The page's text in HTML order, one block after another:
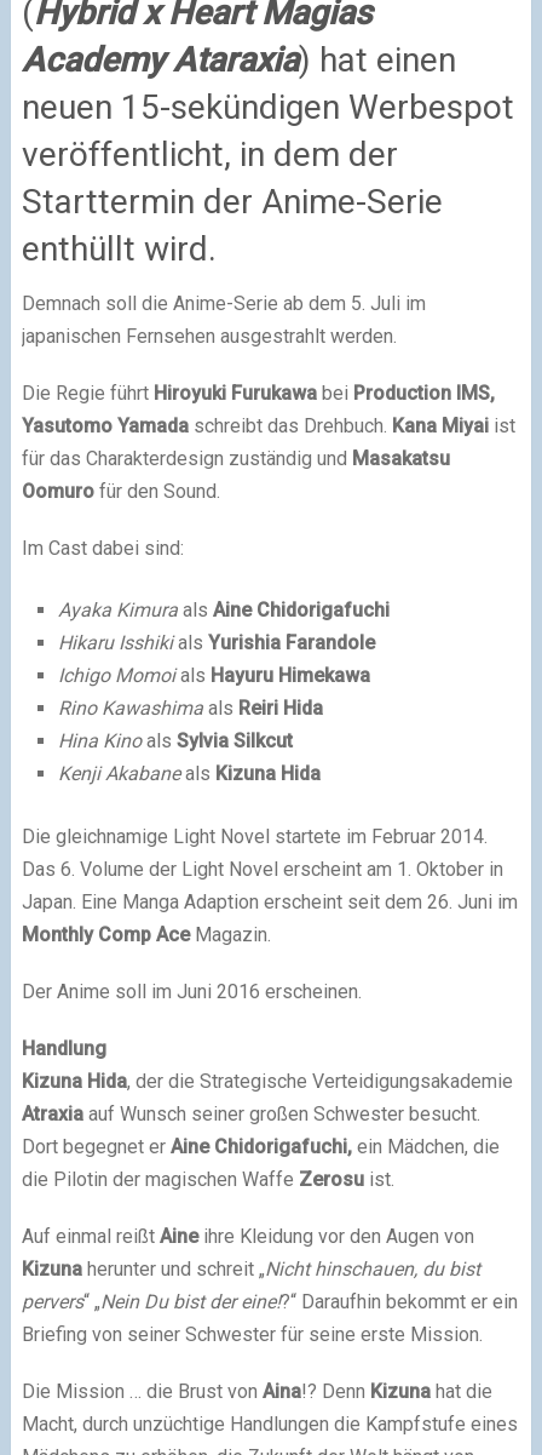
(Hybrid x Heart Magias
Academy Ataraxia) hat einen
neuen 15-sekündigen Werbespot
veröffentlicht, in dem der
Starttermin der Anime-Serie
enthüllt wird.
Demnach soll die Anime-Serie ab dem 5. Juli im
japanischen Fernsehen ausgestrahlt werden.
Die Regie führtHiroyuki Furukawabei Production IMS,
Yasutomo Yamadaschreibt das Drehbuch. Kana Miyaiist
für das Charakterdesign zuständig und Masakatsu
Oomurofür den Sound.
Im Cast dabei sind:
Ayaka Kimuraals Aine Chidorigafuchi
Hikaru Isshikials Yurishia Farandole
Ichigo Momoials Hayuru Himekawa
Rino Kawashimaals Reiri Hida
Hina Kinoals Sylvia Silkcut
Kenji Akabaneals Kizuna Hida
Die gleichnamige Light Novel startete im Februar 2014.
Das 6. Volume der Light Novel erscheint am 1. Oktober in
Japan. Eine Manga Adaption erscheint seit dem 26. Juni im
Monthly Comp AceMagazin.
Der Anime soll im Juni 2016 erscheinen.
Handlung
Kizuna Hida, der die Strategische Verteidigungsakademie
Atraxiaauf Wunsch seiner großen Schwester besucht.
Dort begegnet er Aine Chidorigafuchi,ein Mädchen, die
die Pilotin der magischen Waffe Zerosuist.
Auf einmal reißt Aineihre Kleidung vor den Augen von
Kizunaherunter und schreit „Nicht hinschauen, du bist
pervers“ „Nein Du bist der eine!?“ Daraufhin bekommt er ein
Briefing von seiner Schwester für seine erste Mission.
Die Mission … die Brust von Aina!? Denn Kizunahat die
Macht, durch unzüchtige Handlungen die Kampfstufe eines